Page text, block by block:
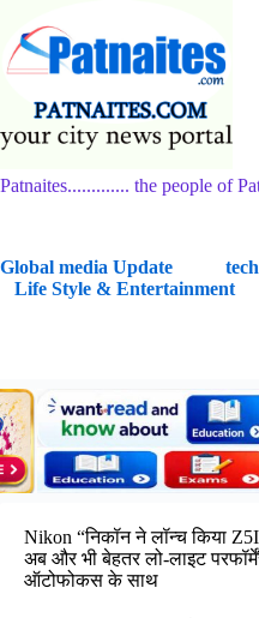
content
Patnaites............. the people of
Global media Update
Life Style & Entertainment
Nikon “निकॉन ने लॉन्च किया
अब और भी बेहतर लो-लाइट
ऑटोफोकस के साथ